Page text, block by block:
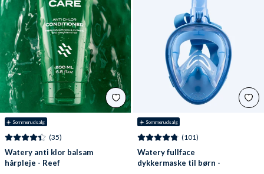
☀️ Sommerudsalg
(35)
Watery anti klor balsam
hårpleje - Reef
☀️ Sommerudsalg
(101)
Watery fullface
dykkermaske til børn -